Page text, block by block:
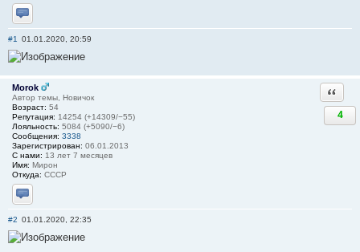
Отправить личное сообщение
#1 01.01.2020, 20:59
Morok
Автор темы, Новичок
Возраст: 54
Репутация: 14254 (+14309/−55)
Лояльность: 5084 (+5090/−6)
Сообщения: 3338
Зарегистрирован: 06.01.2013
С нами: 13 лет 7 месяцев
Имя: Мирон
Откуда: СССР
Отправить личное сообщение
4
#2 01.01.2020, 22:35